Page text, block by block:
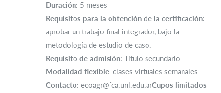
Duración: 5 meses
Requisitos para la obtención de la certificación:
aprobar un trabajo final integrador, bajo la
metodología de estudio de caso.
Requisito de admisión: Título secundario
Modalidad flexible: clases virtuales semanales
Contacto: ecoagr@fca.unl.edu.arCupos limitados